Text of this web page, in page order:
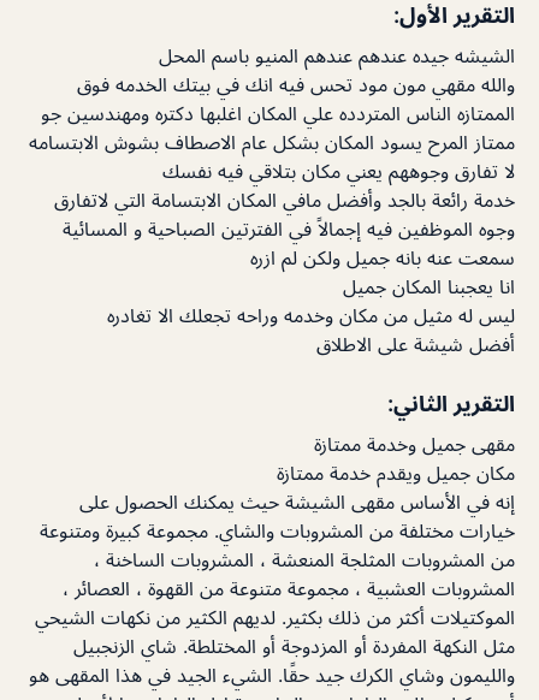
التقرير الأول:
الشيشه جيده عندهم عندهم المنيو باسم المحل
والله مقهي مون مود تحس فيه انك في بيتك الخدمه فوق
الممتازه الناس المتردده علي المكان اغلبها دكتره ومهندسين جو
ممتاز المرح يسود المكان بشكل عام الاصطاف بشوش الابتسامه
لا تفارق وجوههم يعني مكان بتلاقي فيه نفسك
خدمة رائعة بالجد وأفضل مافي المكان الابتسامة التي لاتفارق
وجوه الموظفين فيه إجمالاً في الفترتين الصباحية و المسائية
سمعت عنه بانه جميل ولكن لم ازره
انا يعجبنا المكان جميل
ليس له مثيل من مكان وخدمه وراحه تجعلك الا تغادره
أفضل شيشة على الاطلاق
التقرير الثاني:
مقهى جميل وخدمة ممتازة
مكان جميل ويقدم خدمة ممتازة
إنه في الأساس مقهى الشيشة حيث يمكنك الحصول على
خيارات مختلفة من المشروبات والشاي. مجموعة كبيرة ومتنوعة
من المشروبات المثلجة المنعشة ، المشروبات الساخنة ،
المشروبات العشبية ، مجموعة متنوعة من القهوة ، العصائر ،
الموكتيلات أكثر من ذلك بكثير. لديهم الكثير من نكهات الشيحي
مثل النكهة المفردة أو المزدوجة أو المختلطة. شاي الزنجبيل
والليمون وشاي الكرك جيد حقًا. الشيء الجيد في هذا المقهى هو